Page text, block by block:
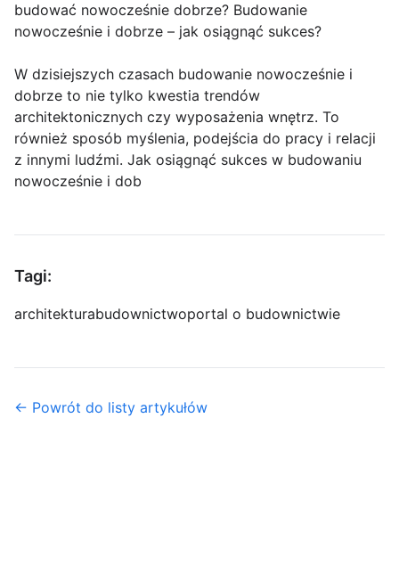
budować nowocześnie dobrze? Budowanie
nowocześnie i dobrze – jak osiągnąć sukces?
W dzisiejszych czasach budowanie nowocześnie i
dobrze to nie tylko kwestia trendów
architektonicznych czy wyposażenia wnętrz. To
również sposób myślenia, podejścia do pracy i relacji
z innymi ludźmi. Jak osiągnąć sukces w budowaniu
nowocześnie i dob
Tagi:
architekturabudownictwoportal o budownictwie
← Powrót do listy artykułów